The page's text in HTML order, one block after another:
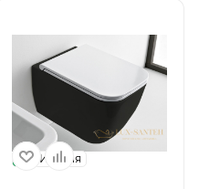
Италия